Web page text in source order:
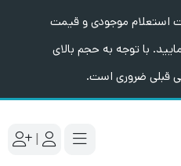
استعلام موجودی و قیمت
با توجه به حجم بالای
قبلی ضروری است.
|